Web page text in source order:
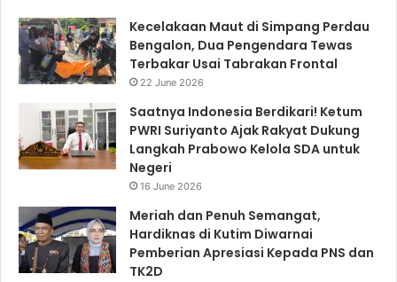
Kecelakaan Maut di Simpang Perdau
Bengalon, Dua Pengendara Tewas
Terbakar Usai Tabrakan Frontal
22 June 2026
Saatnya Indonesia Berdikari! Ketum
PWRI Suriyanto Ajak Rakyat Dukung
Langkah Prabowo Kelola SDA untuk
Negeri
16 June 2026
Meriah dan Penuh Semangat,
Hardiknas di Kutim Diwarnai
Pemberian Apresiasi Kepada PNS dan
TK2D